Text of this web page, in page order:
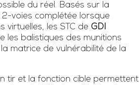
du réel. Basés sur la
voies complétée lorsque
virtuelles, les STC de GDI
les balistiques des munitions
matrice de vulnérabilité de la
tir et la fonction cible permettent